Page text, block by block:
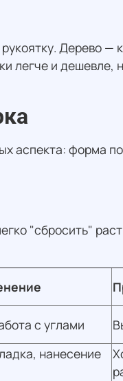
Дерево —
легче и дешевле,
аспекта: форма
"сбросить"
с углами
нанесение